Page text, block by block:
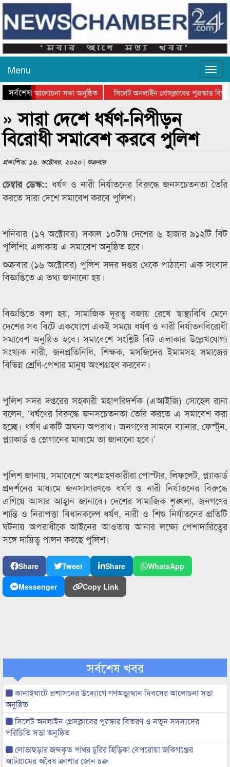
Menu
সর্বশেষ
দিবসের আলোচনা সভা অনুষ্ঠিত
সিলেট অনলাইন প্রেসক্লাবের পুরস্কার
কানাইঘাটের কিশোর আহাদের খুনি
» সারা দেশে ধর্ষণ-নিপীড়ন
বিরোধী সমা‌বেশ করবে পুলিশ
প্রকাশিত: ১৬. অক্টোবর. ২০২০ | শুক্রবার
চেম্বার ডেস্ক:: ধর্ষণ ও নারী নির্যাতনের বিরুদ্ধে জনসচেতনতা তৈরি
করতে সারা দেশে সমাবেশ করবে পুলিশ।
শনিবার (১৭ অক্টোবর) সকাল ১০টায় দেশের ৬ হাজার ৯১২টি বিট
পুলিশিং এলাকায় এ সমাবেশ অনুষ্ঠিত হবে।
শুক্রবার (১৬ অক্টোবর) পুলিশ সদর দপ্তর থেকে পাঠানো এক সংবাদ
বিজ্ঞপ্তিতে এ তথ‌্য জানানো হয়।
বিজ্ঞপ্তিতে বলা হয়, সামাজিক দূরত্ব বজায় রেখে স্বাস্থ্যবিধি মেনে
দেশের সব বিটে একযোগে একই সময়ে ধর্ষণ ও নারী নির্যাতনবিরোধী
সমাবেশ অনুষ্ঠিত হবে। সমাবেশে সংশ্লিষ্ট বিট এলাকার উল্লেখযোগ্য
সংখ্যক নারী, জনপ্রতিনিধি, শিক্ষক, মসজিদের ইমামসহ সমাজের
বিভিন্ন শ্রেণি-পেশার মানুষ অংশগ্রহণ করবেন।
পুলিশ সদর দপ্তরের সহকারী মহাপরিদর্শক (এআইজি) সোহেল রানা
বলেন, ‘ধর্ষণের বিরুদ্ধে জনসচেতনতা তৈরি করতে এ সমাবেশ করা
হচ্ছে। ধর্ষণ একটি জঘন্য অপরাধ। জনগণের সামনে ব্যানার, ফেস্টুন,
প্ল্যাকার্ড ও স্লোগানের মাধ্যমে তা জানানো হবে।’
পুলিশ জানায়, সমাবেশে অংশগ্রহণকারীরা পোস্টার, লিফলেট, প্ল্যাকার্ড
প্রদর্শনের মাধ্যমে জনসাধারণকে ধর্ষণ ও নারী নির্যাতনের বিরুদ্ধে
এগিয়ে আসার আহ্বান জানাবে। দেশের সামাজিক শৃঙ্খলা, জনগণের
শান্তি ও নিরাপত্তা বিধানকল্পে ধর্ষণ, নারী ও শিশু নির্যাতনের প্রতিটি
ঘটনায় অপরাধীকে আইনের আওতায় আনার লক্ষ্যে পেশাদারিত্বের
সঙ্গে দায়িত্ব পালন করছে পুলিশ।
Share Tweet Share
WhatsApp
Messenger
Copy Link
সর্বশেষ খবর
কানাইঘাটে প্রশাসনের উদ্যোগে গণঅভ্যুত্থান দিবসের আলোচনা সভা
অনুষ্ঠিত
সিলেট অনলাইন প্রেসক্লাবের পুরস্কার বিতরণ ও নতুন সদস্যদের
পরিচিতি সভা অনুষ্ঠিত
লোভাছড়ার জব্দকৃত পাথর চুরির হিড়িক! বেপরোয়া জকিগঞ্জের
আটগ্রামের অবৈধ ক্রাশার জোন চক্র